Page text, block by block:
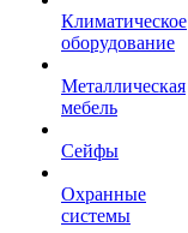
Климатическое
оборудование
Металлическая
мебель
Сейфы
Охранные
системы